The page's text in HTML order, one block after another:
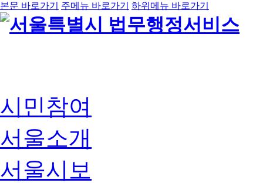
본문 바로가기 주메뉴 바로가기 하위메뉴 바로가기
시민참여
서울소개
서울시보